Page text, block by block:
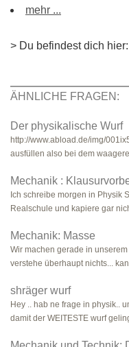
mehr ...
> Du befindest dich hier:
ÄHNLICHE FRAGEN:
Der physikalische Wurf
http://www.abload.de/img/
ausfüllen also bei dem
Mechanik :
Ich schreibe morgen in Physik
Realschule und kapiere gar
Mechanik: Masse
Wir machen gerade in
verstehe überhaupt nichts...
shräger wurf
Hey .. hab ne frage in physik..
damit der WEITESTE wurf